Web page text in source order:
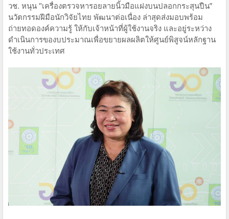
วช. หนุน "เครื่องตรวจหารอยลายนิ้วมือแฝงบนปลอกกระสุนปืน”
นวัตกรรมฝีมือนักวิจัยไทย พัฒนาต่อเนื่อง ล่าสุดส่งมอบพร้อม
ถ่ายทอดองค์ความรู้ ให้กับเจ้าหน้าที่ผู้ใช้งานจริง และอยู่ระหว่าง
ดำเนินการของบประมาณเพื่อขยายผลผลิตให้ศูนย์พิสูจน์หลักฐาน
ใช้งานทั่วประเทศ